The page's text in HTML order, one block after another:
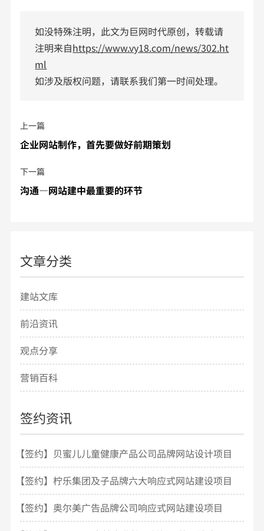
如没特殊注明，此文为巨网时代原创，转载请
注明来自https://www.vy18.com/news/302.ht
ml
如涉及版权问题，请联系我们第一时间处理。
上一篇
企业网站制作，首先要做好前期策划
下一篇
沟通—网站建中最重要的环节
文章分类
建站文库
前沿资讯
观点分享
营销百科
签约资讯
【签约】贝蜜儿儿童健康产品公司品牌网站设计项目
开发
【签约】柠乐集团及子品牌六大响应式网站建设项目
【签约】奥尔美广告品牌公司响应式网站建设项目